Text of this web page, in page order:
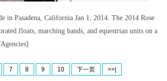
in Pasadena, California Jan 1, 2014. The 2014 Rose
floats, marching bands, and equestrian units on a
7 8 9 10 下一页 >>|